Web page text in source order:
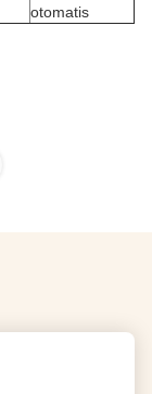
otomatis